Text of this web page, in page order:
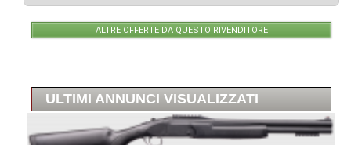
ALTRE OFFERTE DA QUESTO RIVENDITORE
ULTIMI ANNUNCI VISUALIZZATI